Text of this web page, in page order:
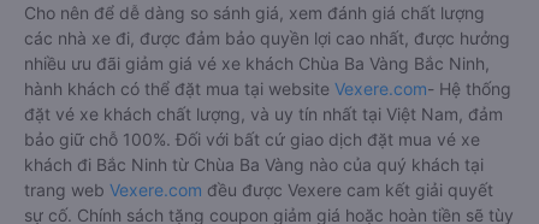
Cho nên để dễ dàng so sánh giá, xem đánh giá chất lượng
các nhà xe đi, được đảm bảo quyền lợi cao nhất, được hưởng
nhiều ưu đãi giảm giá vé xe khách Chùa Ba Vàng Bắc Ninh,
hành khách có thể đặt mua tại website Vexere.com- Hệ thống
đặt vé xe khách chất lượng, và uy tín nhất tại Việt Nam, đảm
bảo giữ chỗ 100%. Đối với bất cứ giao dịch đặt mua vé xe
khách đi Bắc Ninh từ Chùa Ba Vàng nào của quý khách tại
trang web Vexere.com đều được Vexere cam kết giải quyết
sự cố. Chính sách tặng coupon giảm giá hoặc hoàn tiền sẽ tùy